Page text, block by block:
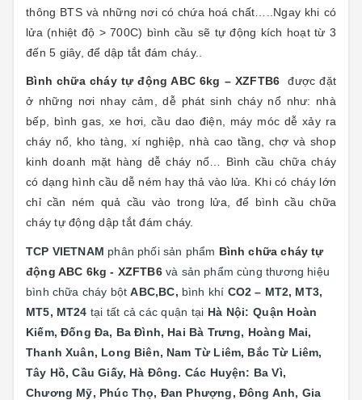
thông BTS và những nơi có chứa hoá chất…..Ngay khi có
lửa (nhiệt độ > 700C) bình cầu sẽ tự động kích hoạt từ 3
đến 5 giây, để dập tắt đám cháy..
Bình chữa cháy tự động ABC 6kg – XZFTB6 được đặt
ở những nơi nhay cảm, dễ phát sinh cháy nổ như: nhà
bếp, bình gas, xe hơi, cầu dao điện, máy móc dễ xảy ra
cháy nổ, kho tàng, xí nghiệp, nhà cao tầng, chợ và shop
kinh doanh mặt hàng dễ cháy nổ… Bình cầu chữa cháy
có dạng hình cầu dễ ném hay thả vào lửa. Khi có cháy lớn
chỉ cần ném quả cầu vào trong lửa, để bình cầu chữa
cháy tự động dập tắt đám cháy.
TCP VIETNAM phân phối sản phẩm Bình chữa cháy tự
động ABC 6kg - XZFTB6 và sản phẩm cùng thương hiệu
bình chữa cháy bộtABC,BC, bình khí CO2 – MT2, MT3,
MT5, MT24 tại tất cả các quận tại Hà Nội: Quận Hoàn
Kiếm, Đống Đa, Ba Đình, Hai Bà Trưng, Hoàng Mai,
Thanh Xuân, Long Biên, Nam Từ Liêm, Bắc Từ Liêm,
Tây Hồ, Cầu Giấy, Hà Đông. Các Huyện: Ba Vì,
Chương Mỹ, Phúc Thọ, Đan Phượng, Đông Anh, Gia